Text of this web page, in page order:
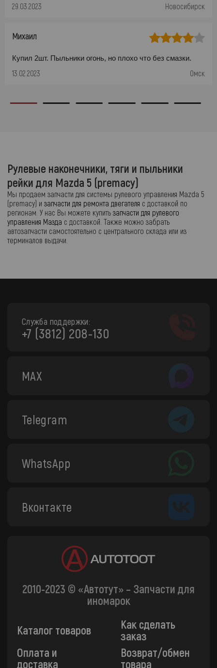
29.03.2023 Новосибирск
Михаил
Купил 2шт. Пыльники огонь, но плохо что без смазки.
13.02.2023 Омск
Рулевые наконечники, тяги и пыльники
рейки для Mazda 5 (premacy)
Мы продаем запчасти для системы рулевого управления Mazda 5
(premacy) и запчасти для ремонта двегателя с доставкой по
регионам. У нас Вы можете купить запчасти для рулевого
управления Мазда с доставкой. Также можно забрать
автозапчасти самостоятельно с центрального склада или из
терминалов выдачи.
Служба поддержки:
+7 (3812) 208-130
MAX
Telegram
WhatsApp
Вконтакте
2010-2023 © «Автотут» – Запчасти для
иномарок
Каталог товаров
Как сделать
заказ
Оплата и
доставка
Возврат/обмен
товара